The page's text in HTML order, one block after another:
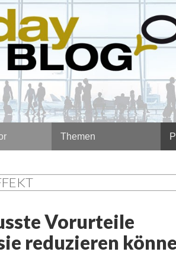
Themen
Vorurteile
reduzieren